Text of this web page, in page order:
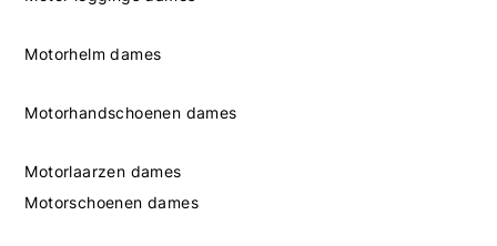
Motorhelm dames
Motorhandschoenen dames
Motorlaarzen dames
Motorschoenen dames